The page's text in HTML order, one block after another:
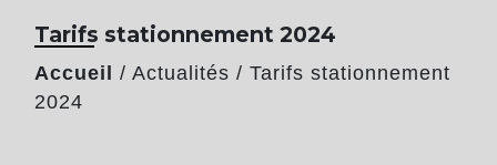
Tarifs stationnement 2024
Accueil / Actualités / Tarifs stationnement
2024